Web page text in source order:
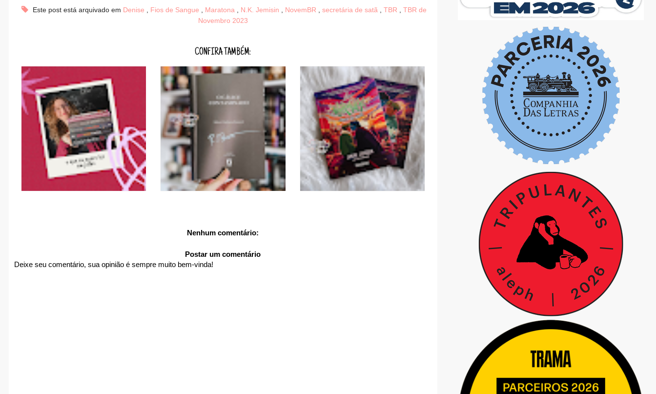
Este post está arquivado em Denise , Fios de Sangue , Maratona , N.K. Jemisin , NovemBR ,secretária de satã ,TBR ,TBR de
Novembro 2023
CONFIRA TAMBÉM:
Nenhum comentário:
Postar um comentário
Deixe seu comentário, sua opinião é sempre muito bem-vinda!